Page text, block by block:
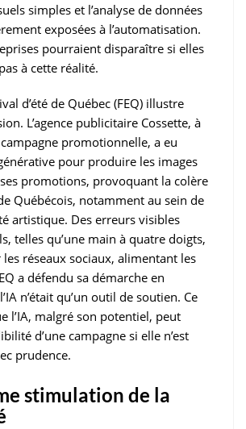
simples et l’analyse de données
exposées à l’automatisation.
pourraient disparaître si elles
à cette réalité.
d’été de Québec (FEQ) illustre
L’agence publicitaire Cossette, à
campagne promotionnelle, a eu
pour produire les images
promotions, provoquant la colère
Québécois, notamment au sein de
artistique. Des erreurs visibles
telles qu’une main à quatre doigts,
réseaux sociaux, alimentant les
a défendu sa démarche en
n’était qu’un outil de soutien. Ce
l’IA, malgré son potentiel, peut
d’une campagne si elle n’est
prudence.
stimulation de la